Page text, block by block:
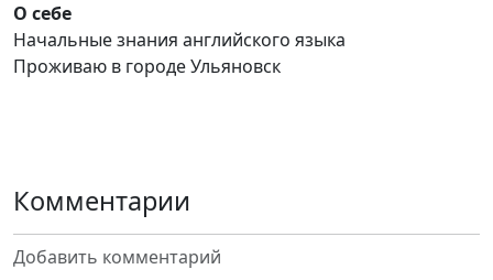
О себе
Начальные знания английского языка
Проживаю в городе Ульяновск
Комментарии
Добавить комментарий